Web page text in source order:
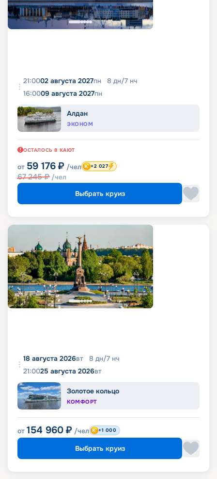
21:0002 августа 2027пн 8 дн/7 нч
16:0009 августа 2027пн
Алдан
ЭКОНОМ
ОСТАЛОСЬ 8 КАЮТ
от 59 176 ₽ /чел
67 245₽ /чел
+2 027
Выбрать круиз
18 августа 2026вт 8 дн/7 нч
21:0025 августа 2026вт
Золотое кольцо
КОМФОРТ
от 154 960 ₽ /чел +1 000
Выбрать круиз